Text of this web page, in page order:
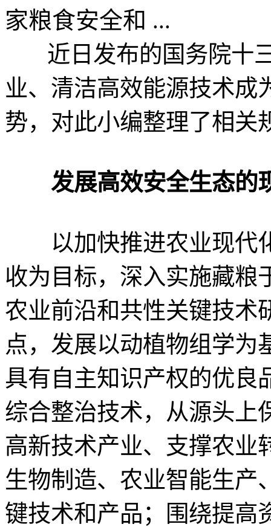
家粮食安全和 ...
近日发布的国务院十
业、清洁高效能源技术成
势，对此小编整理了相关
发展高效安全生态的
以加快推进农业现代
收为目标，深入实施藏粮
农业前沿和共性关键技术
点，发展以动植物组学为
具有自主知识产权的优良
综合整治技术，从源头上
高新技术产业、支撑农业
生物制造、农业智能生产
键技术和产品；围绕提高